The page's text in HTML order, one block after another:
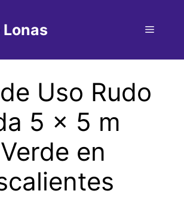
Menú
Uso Rudo
5 x 5 m
en